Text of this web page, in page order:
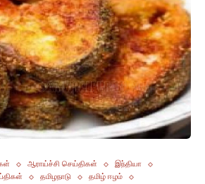
ஆராய்ச்சி செய்திகள்
இந்தியா
தமிழநாடு
தமிழ் ஈழம்